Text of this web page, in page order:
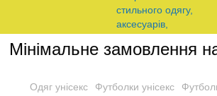
замовлення на
Одяг унісекс Футболки унісекс